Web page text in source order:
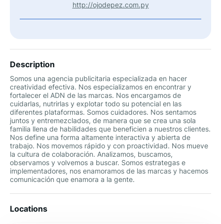
http://ojodepez.com.py
Description
Somos una agencia publicitaria especializada en hacer
creatividad efectiva. Nos especializamos en encontrar y
fortalecer el ADN de las marcas. Nos encargamos de
cuidarlas, nutrirlas y explotar todo su potencial en las
diferentes plataformas. Somos cuidadores. Nos sentamos
juntos y entremezclados, de manera que se crea una sola
familia llena de habilidades que beneficien a nuestros clientes.
Nos define una forma altamente interactiva y abierta de
trabajo. Nos movemos rápido y con proactividad. Nos mueve
la cultura de colaboración. Analizamos, buscamos,
observamos y volvemos a buscar. Somos estrategas e
implementadores, nos enamoramos de las marcas y hacemos
comunicación que enamora a la gente.
Locations